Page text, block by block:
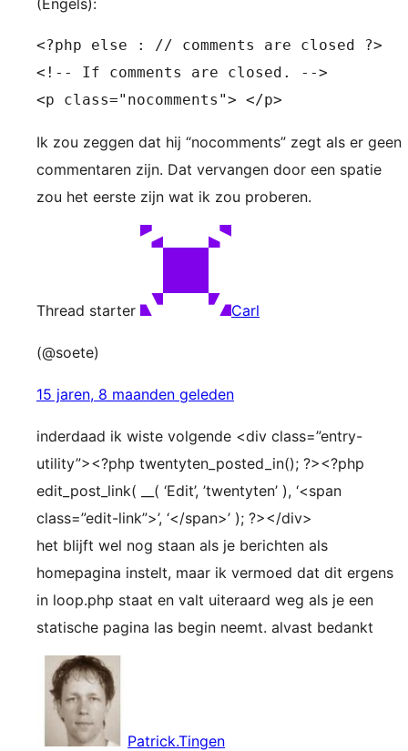
(Engels):
<?php else : // comments are closed ?>
<!-- If comments are closed. -->
<p class="nocomments"> </p>
Ik zou zeggen dat hij “nocomments” zegt als er geen
commentaren zijn. Dat vervangen door een spatie
zou het eerste zijn wat ik zou proberen.
Thread starter Carl
(@soete)
15 jaren, 8 maanden geleden
inderdaad ik wiste volgende <div class=”entry-
utility”><?php twentyten_posted_in(); ?><?php
edit_post_link( __( ‘Edit’, ’twentyten’ ), ‘<span
class=”edit-link”>’, ‘</span>’ ); ?></div>
het blijft wel nog staan als je berichten als
homepagina instelt, maar ik vermoed dat dit ergens
in loop.php staat en valt uiteraard weg als je een
statische pagina las begin neemt. alvast bedankt
Patrick.Tingen